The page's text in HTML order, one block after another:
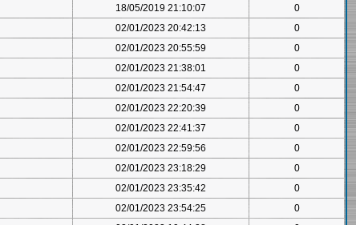
18/05/2019 21:10:07
0
02/01/2023 20:42:13
0
02/01/2023 20:55:59
0
02/01/2023 21:38:01
0
02/01/2023 21:54:47
0
02/01/2023 22:20:39
0
02/01/2023 22:41:37
0
02/01/2023 22:59:56
0
02/01/2023 23:18:29
0
02/01/2023 23:35:42
0
02/01/2023 23:54:25
0